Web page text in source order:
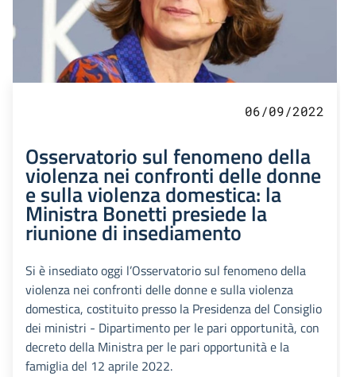
06/09/2022
Osservatorio sul fenomeno della
violenza nei confronti delle donne
e sulla violenza domestica: la
Ministra Bonetti presiede la
riunione di insediamento
Si è insediato oggi l’Osservatorio sul fenomeno della
violenza nei confronti delle donne e sulla violenza
domestica, costituito presso la Presidenza del Consiglio
dei ministri - Dipartimento per le pari opportunità, con
decreto della Ministra per le pari opportunità e la
famiglia del 12 aprile 2022.